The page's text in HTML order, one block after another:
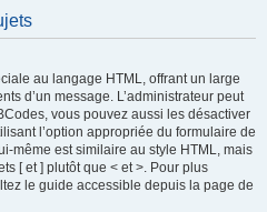
au langage HTML, offrant un large
d’un message. L’administrateur peut
vous pouvez aussi les désactiver
l’option appropriée du formulaire de
même est similaire au style HTML, mais
[ et ] plutôt que < et >. Pour plus
le guide accessible depuis la page de